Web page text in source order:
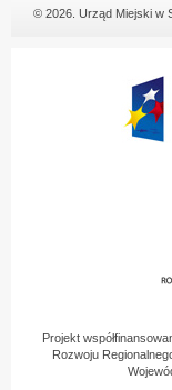
© 2026. Urząd Miejski w
Projekt
Rozwoju